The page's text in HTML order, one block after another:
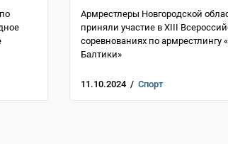
Армрестлеры Новгородской
приняли участие в XIII
соревнованиях по армрестлингу
Балтики»
11.10.2024 / Спорт